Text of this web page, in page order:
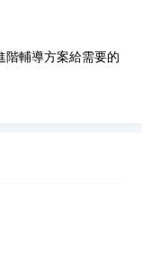
階輔導方案給需要的